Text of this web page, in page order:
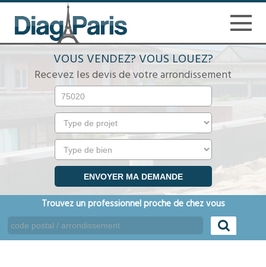
VOUS VENDEZ? VOUS LOUEZ?
Recevez les devis de votre arrondissement
Trouvez un professionnel proche de chez vous